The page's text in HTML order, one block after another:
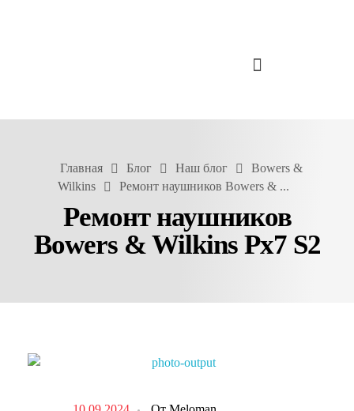
Главная Блог Наш блог
Bowers &
Wilkins
Ремонт наушников Bowers & ...
Ремонт наушников
Bowers & Wilkins Px7 S2